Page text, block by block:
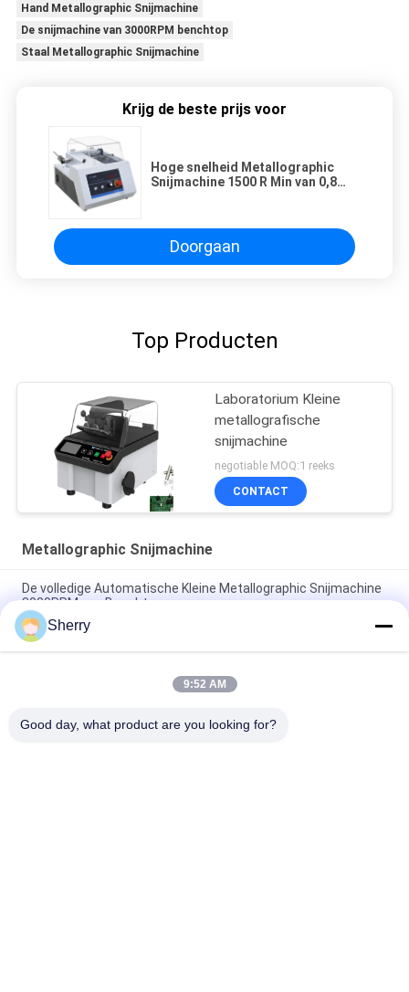
Hand Metallographic Snijmachine
De snijmachine van 3000RPM benchtop
Staal Metallographic Snijmachine
Krijg de beste prijs voor
Hoge snelheid Metallographic
Snijmachine 1500 R Min van 0,8
Doorgaan
Top Producten
Laboratorium Kleine
metallografische
snijmachine
negotiable MOQ:1 reeks
CONTACT
Metallographic Snijmachine
De volledige Automatische Kleine Metallographic Snijmachine
3000RPM van Benchtop
Automatische LCD van de Specimen Metallographic
Snijmachine Vertoning 600mm
Voer van de de Snijmachineiso Handy As van de
Sherry
9:52 AM
Good day, what product are you looking for?